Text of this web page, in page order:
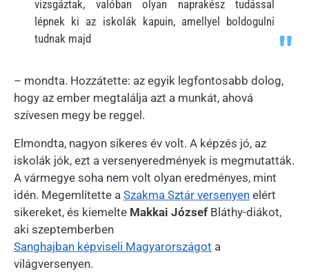
vizsgáztak, valóban olyan naprakész tudással
lépnek ki az iskolák kapuin, amellyel boldogulni
tudnak majd
– mondta. Hozzátette: az egyik legfontosabb dolog,
hogy az ember megtalálja azt a munkát, ahová
szívesen megy be reggel.
Elmondta, nagyon sikeres év volt. A képzés jó, az
iskolák jók, ezt a versenyeredmények is megmutatták.
A vármegye soha nem volt olyan eredményes, mint
idén. Megemlítette a Szakma Sztár versenyen elért
sikereket, és kiemelte Makkai József Bláthy-diákot,
aki szeptemberben
Sanghajban képviseli Magyarországot a
világversenyen.